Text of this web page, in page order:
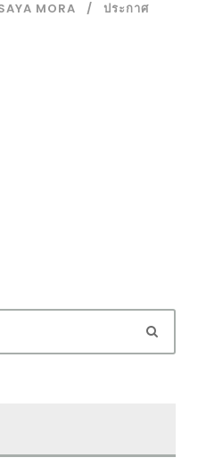
MORA ประกาศ